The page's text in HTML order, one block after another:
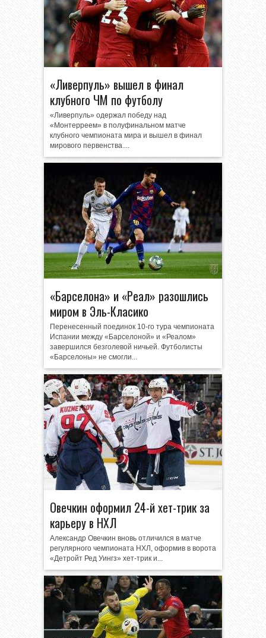
«Ливерпуль» вышел в финал
клубного ЧМ по футболу
«Ливерпуль» одержал победу над
«Монтерреем» в полуфинальном матче
клубного чемпионата мира и вышел в финал
мирового первенства....
«Барселона» и «Реал» разошлись
миром в Эль-Класико
Перенесенный поединок 10-го тура чемпионата
Испании между «Барселоной» и «Реалом»
завершился безголевой ничьей. Футболисты
«Барселоны» не смогли...
Овечкин оформил 24-й хет-трик за
карьеру в НХЛ
Александр Овечкин вновь отличился в матче
регулярного чемпионата НХЛ, оформив в ворота
«Детройт Ред Уингз» хет-трик и...